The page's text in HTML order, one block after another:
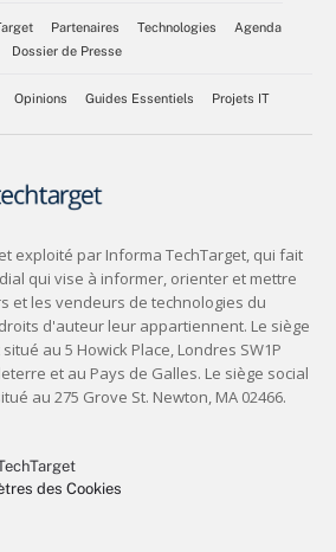
Partenaires Technologies
Agenda
Dossier de Presse
Opinions Guides Essentiels Projets IT
des Cookies